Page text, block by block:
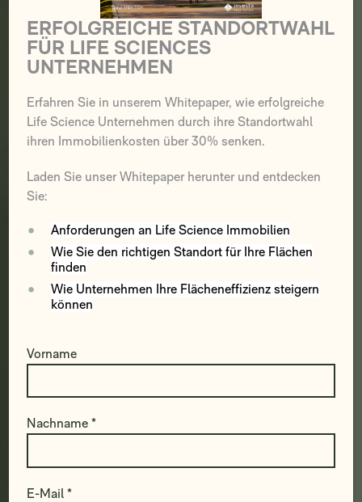
ERFOLGREICHE STANDORTWAHL
FÜR LIFE SCIENCES
UNTERNEHMEN
Erfahren Sie in unserem Whitepaper, wie erfolgreiche
Life Science Unternehmen durch ihre Standortwahl
ihren Immobilienkosten über 30% senken.
Laden Sie unser Whitepaper herunter und entdecken
Sie:
Anforderungen an Life Science Immobilien
Wie Sie den richtigen Standort für Ihre Flächen
finden
Wie Unternehmen Ihre Flächeneffizienz steigern
können
Vorname
Nachname *
E-Mail *